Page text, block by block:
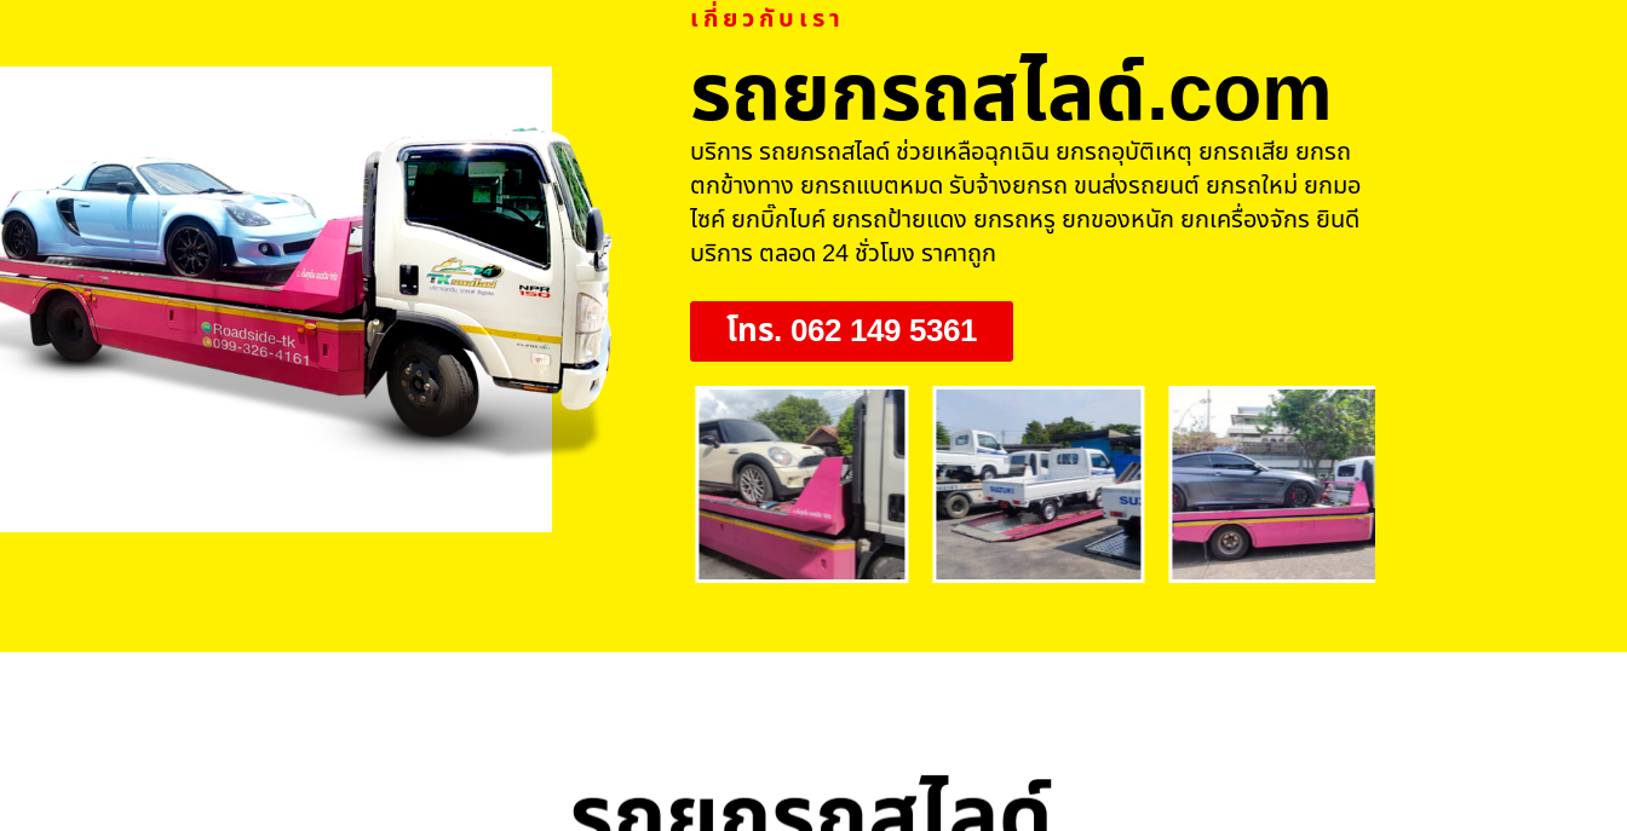
เกี่ยวกับเรา
รถยกรถสไลด์.com
บริการ รถยกรถสไลด์ ช่วยเหลือฉุกเฉิน ยกรถอุบัติเหตุ ยกรถเสีย ยกรถ
ตกข้างทาง ยกรถแบตหมด รับจ้างยกรถ ขนส่งรถยนต์ ยกรถใหม่ ยกมอ
ไซค์ ยกบิ๊กไบค์ ยกรถป้ายแดง ยกรถหรู ยกของหนัก ยกเครื่องจักร ยินดี
บริการ ตลอด 24 ชั่วโมง ราคาถูก
โทร. 062 149 5361